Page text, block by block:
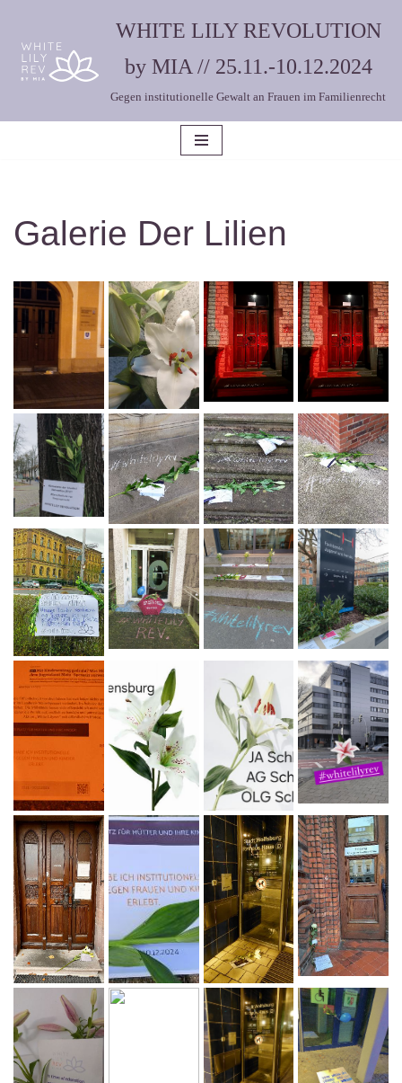
Zum
Inhalt
WHITE LILY REVOLUTION
by MIA // 25.11.-10.12.2024
Gegen institutionelle Gewalt an Frauen im Familienrecht
Galerie Der Lilien